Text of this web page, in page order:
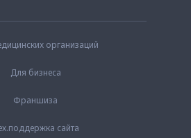
организаций
Для бизнеса
Франшиза
сайта